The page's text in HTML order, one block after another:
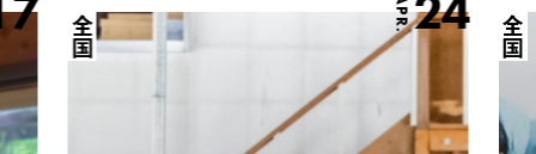
APR.
全国 全国